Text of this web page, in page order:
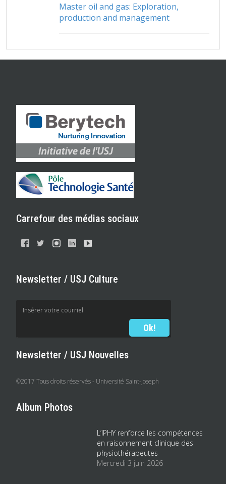
Master oil and gas: Exploration,
production and management
Carrefour des médias sociaux
Newsletter / USJ Culture
Newsletter / USJ Nouvelles
©2017 Tous droits réservés - Université Saint-Joseph
Album Photos
L’IPHY renforce les compétences
en raisonnement clinique des
physiothérapeutes
Mercredi 3 juin 2026